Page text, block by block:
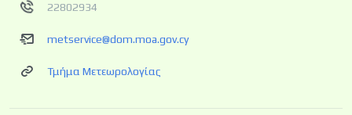
22802934
metservice@dom.moa.gov.cy
Τμήμα Μετεωρολογίας